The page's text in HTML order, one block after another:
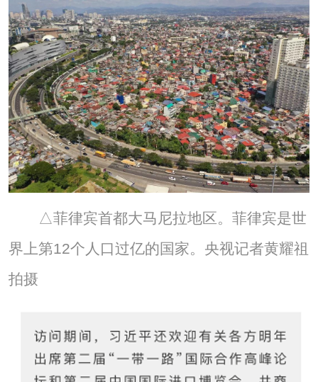
△菲律宾首都大马尼拉地区。菲律宾是世
界上第12个人口过亿的国家。央视记者黄耀祖
拍摄